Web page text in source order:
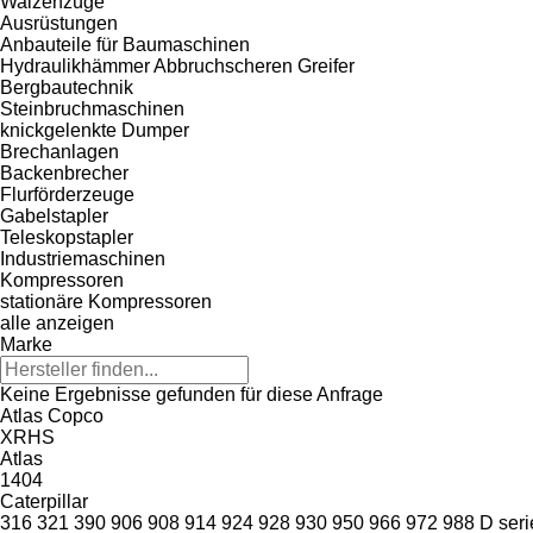
Ausrüstungen
Anbauteile für Baumaschinen
HydraulikhämmerAbbruchscheren Greifer
Bergbautechnik
Steinbruchmaschinen
knickgelenkte Dumper
Brechanlagen
Backenbrecher
Flurförderzeuge
Gabelstapler
Teleskopstapler
Industriemaschinen
Kompressoren
stationäre Kompressoren
alle anzeigen
Marke
Keine Ergebnisse gefunden für diese Anfrage
Atlas Copco
XRHS
Atlas
1404
Caterpillar
316 321 390 906 908 914 924 928 930 950 966 972 988 D